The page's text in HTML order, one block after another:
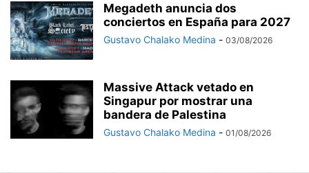
Megadeth anuncia dos
conciertos en España para 2027
Gustavo Chalako Medina - 03/08/2026
Massive Attack vetado en
Singapur por mostrar una
bandera de Palestina
Gustavo Chalako Medina - 01/08/2026